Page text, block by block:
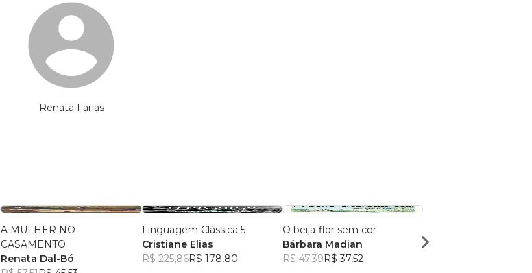
Renata Farias
A MULHER NO
CASAMENTO
Renata Dal-Bó
Linguagem Clássica 5
Cristiane Elias
R$ 225,86R$ 178,80
O beija-flor sem cor
Bárbara Madian
R$ 47,39R$ 37,52
Sem Chorar